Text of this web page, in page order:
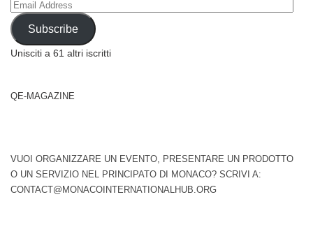
Email
Address
Subscribe
Unisciti a 61 altri iscritti
QE-MAGAZINE
VUOI ORGANIZZARE UN EVENTO, PRESENTARE UN PRODOTTO
O UN SERVIZIO NEL PRINCIPATO DI MONACO? SCRIVI A:
CONTACT@MONACOINTERNATIONALHUB.ORG